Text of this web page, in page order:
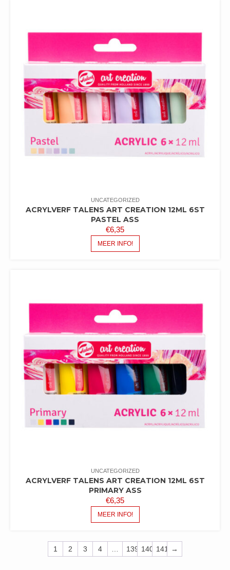
UNCATEGORIZED
ACRYLVERF TALENS ART CREATION 12ML 6ST
PASTEL ASS
€6,35
MEER INFO!
UNCATEGORIZED
ACRYLVERF TALENS ART CREATION 12ML 6ST
PRIMARY ASS
€6,35
MEER INFO!
1 2 3 4 139 140 141 →